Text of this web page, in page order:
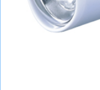
ШОЛОМИ,
БІГ, ФІТНЕС,